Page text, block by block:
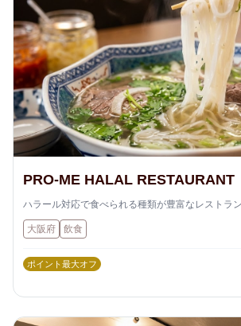
PRO-ME HALAL
店
ハラール対応で食べられる種類が豊富なレストラン
大阪府 飲食
ポイント最大オフ